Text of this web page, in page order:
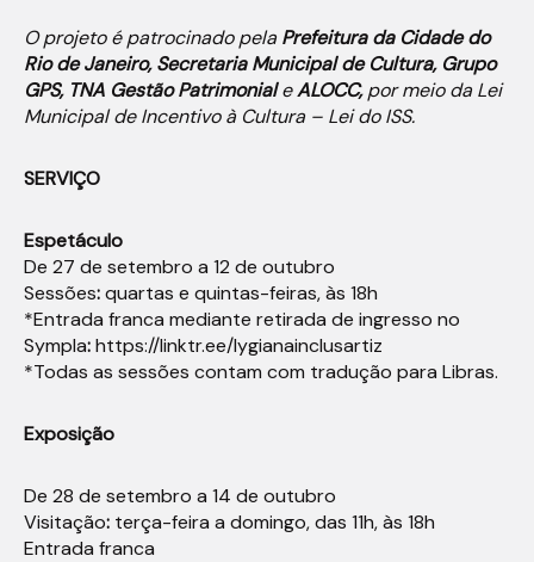
O projeto é patrocinado pela Prefeitura da Cidade do
Rio de Janeiro, Secretaria Municipal de Cultura, Grupo
GPS, TNA Gestão PatrimonialeALOCC,por meio da Lei
Municipal de Incentivo à Cultura – Lei do ISS.
SERVIÇO
Espetáculo
De 27 de setembro a 12 de outubro
Sessões:quartas e quintas-feiras, às 18h
*Entrada franca mediante retirada de ingresso no
Sympla:https://linktr.ee/lygianainclusartiz
*Todas as sessões contam com tradução para Libras.
Exposição
De 28 de setembro a 14 de outubro
Visitação: terça-feira a domingo, das 11h, às 18h
Entrada franca